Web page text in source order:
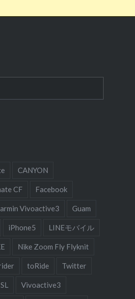
CANYON
CF Facebook
Vivoactive3 Guam
iPhone5 LINEモバイル
Nike Zoom Fly Flyknit
toRide Twitter
Vivoactive3